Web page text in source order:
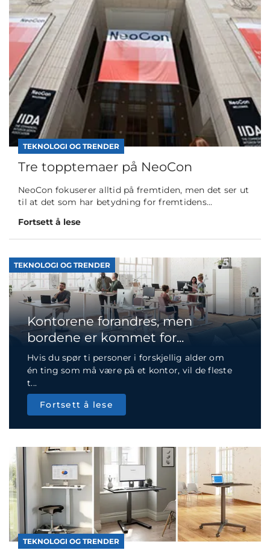
TEKNOLOGI OG TRENDER
Tre topptemaer på NeoCon
NeoCon fokuserer alltid på fremtiden, men det ser ut
til at det som har betydning for fremtidens...
Fortsett å lese
TEKNOLOGI OG TRENDER
Kontorene forandres, men
bordene er kommet for...
Hvis du spør ti personer i forskjellig alder om
én ting som må være på et kontor, vil de fleste
t...
Fortsett å lese
TEKNOLOGI OG TRENDER